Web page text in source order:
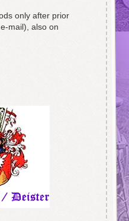
only after prior
mail), also on